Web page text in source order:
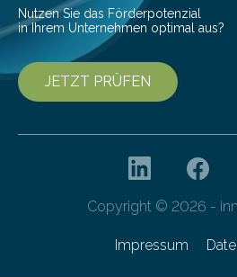
Nutzen Sie das Förderpotenzial
in Ihrem Unternehmen optimal aus?
JETZT PRÜFEN
Copyright © 2026 -
Impressum